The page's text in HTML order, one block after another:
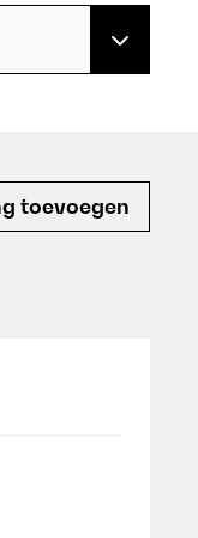
toevoegen